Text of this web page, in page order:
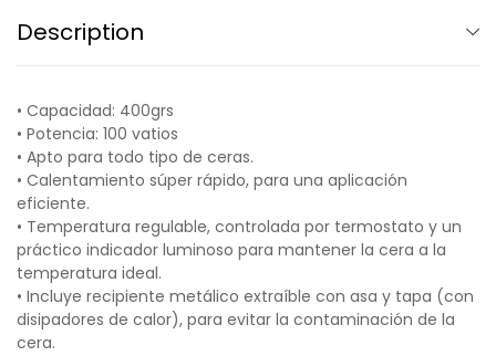
Description
• Capacidad: 400grs
• Potencia: 100 vatios
• Apto para todo tipo de ceras.
• Calentamiento súper rápido, para una aplicación
eficiente.
• Temperatura regulable, controlada por termostato y un
práctico indicador luminoso para mantener la cera a la
temperatura ideal.
• Incluye recipiente metálico extraíble con asa y tapa (con
disipadores de calor), para evitar la contaminación de la
cera.